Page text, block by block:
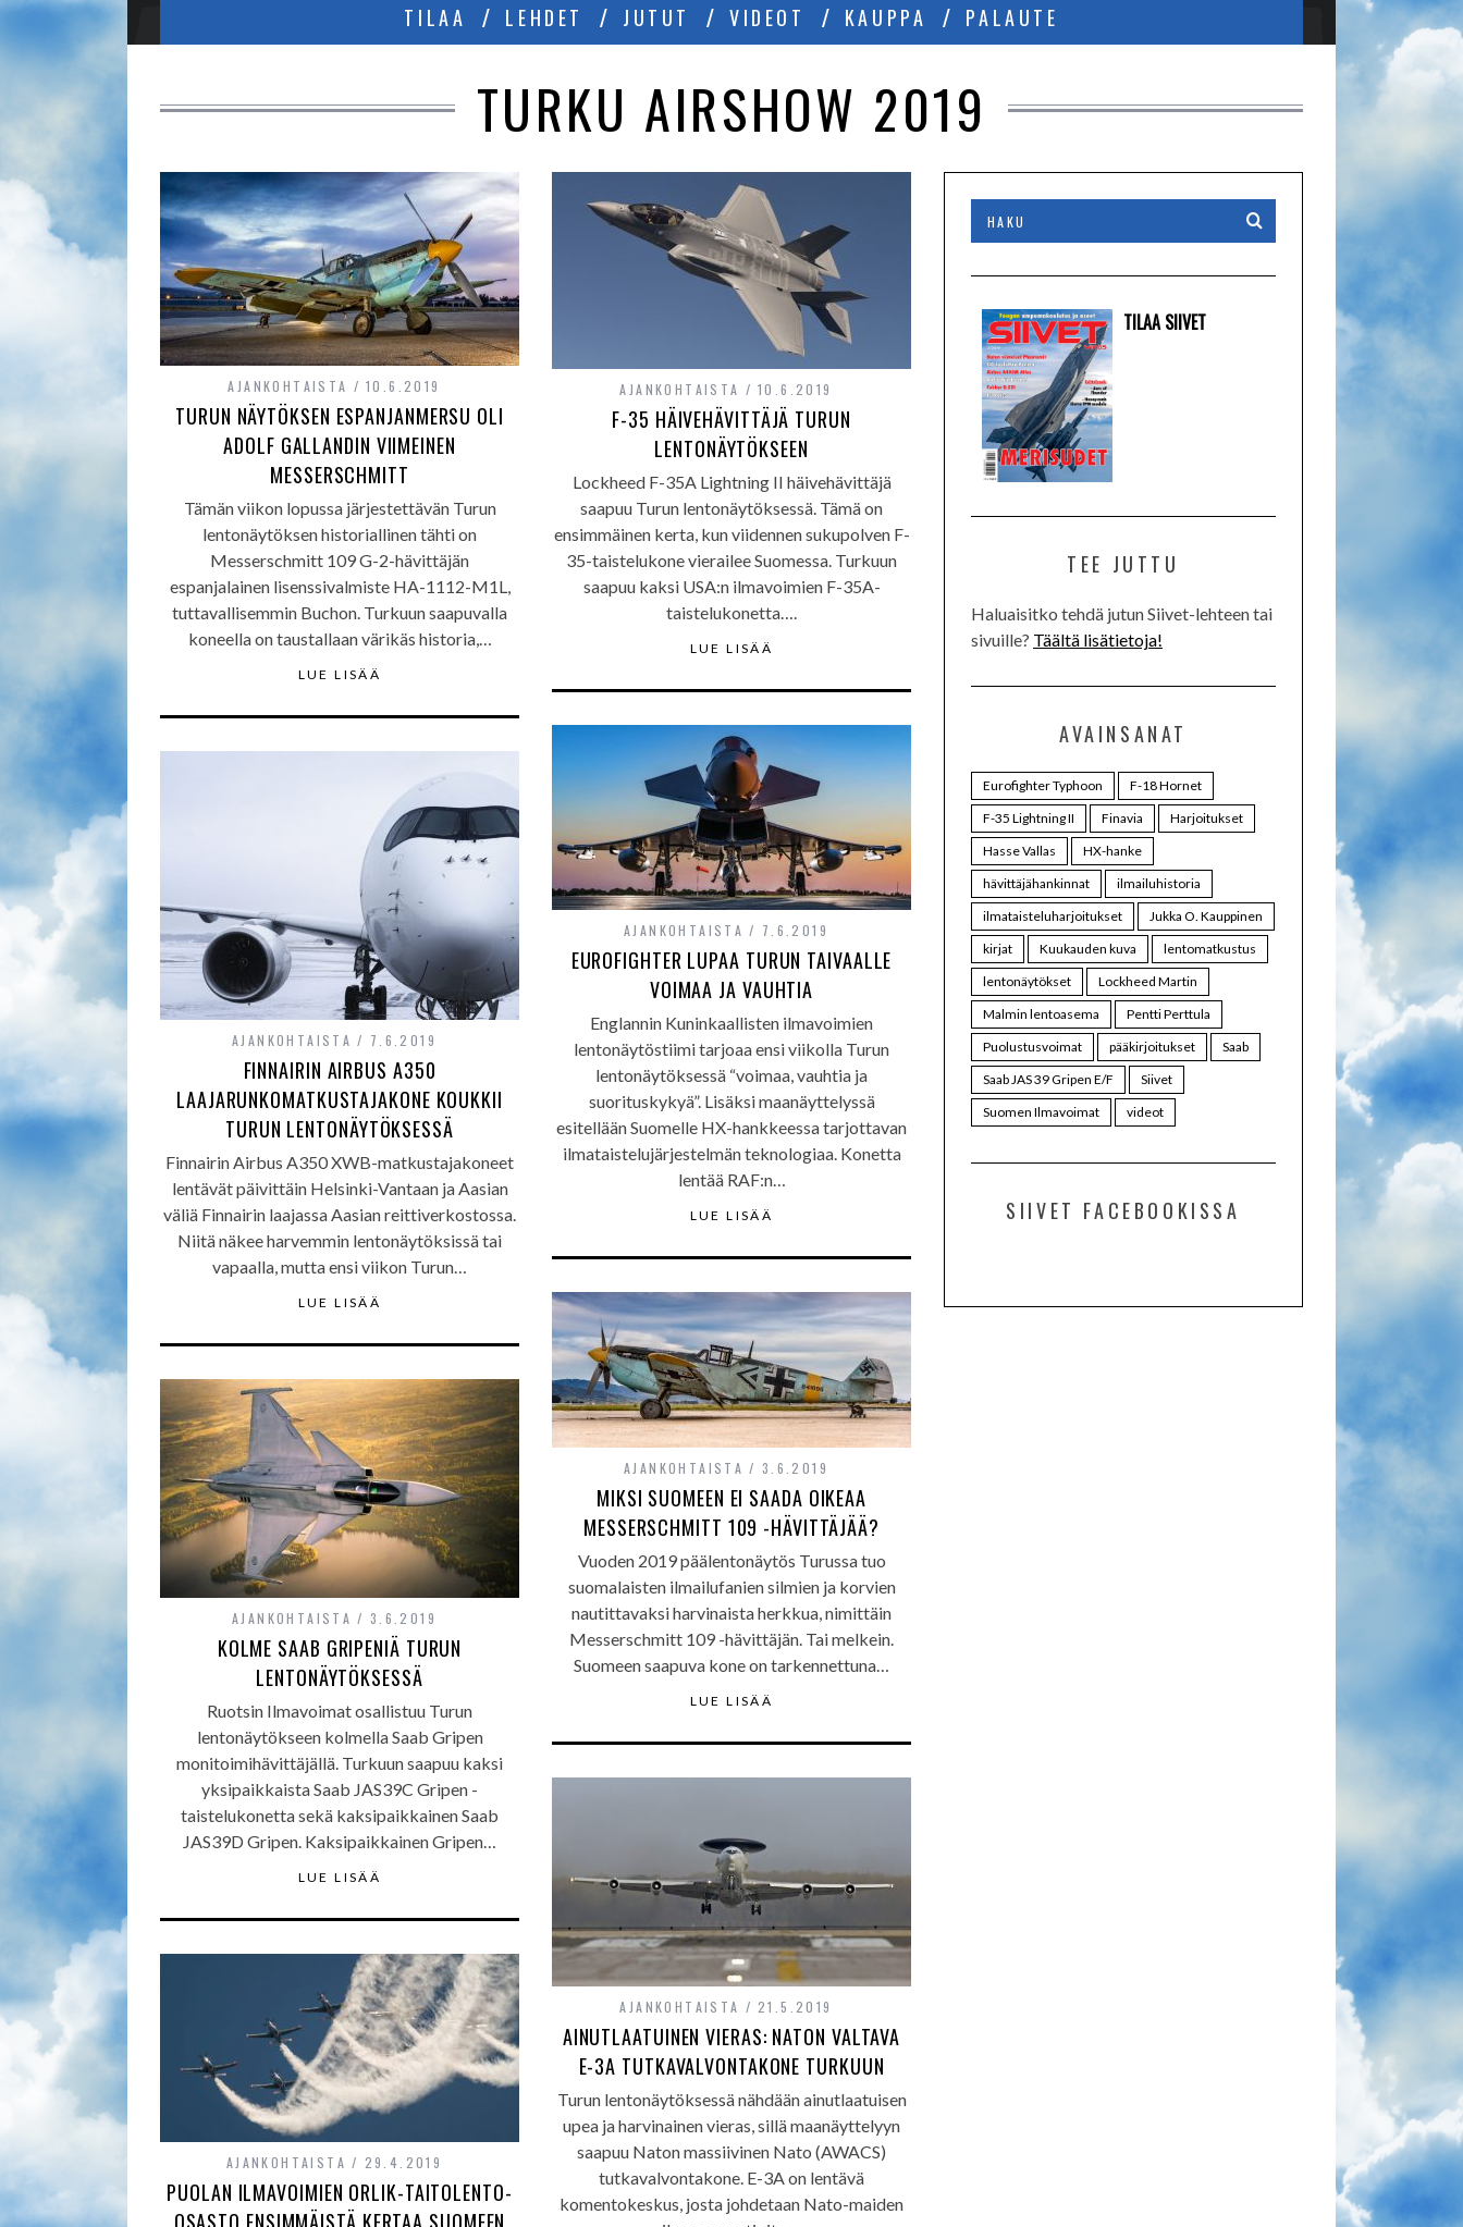
TILAA LEHDET JUTUT VIDEOT KAUPPA PALAUTE
TURKU AIRSHOW 2019
AJANKOHTAISTA 10.6.2019
TURUN NÄYTÖKSEN ESPANJANMERSU OLI
ADOLF GALLANDIN VIIMEINEN
MESSERSCHMITT
Tämän viikon lopussa järjestettävän Turun
lentonäytöksen historiallinen tähti on
Messerschmitt 109 G-2-hävittäjän
espanjalainen lisenssivalmiste HA-1112-M1L,
tuttavallisemmin Buchon. Turkuun saapuvalla
koneella on taustallaan värikäs historia,…
LUE LISÄÄ
AJANKOHTAISTA 10.6.2019
F-35 HÄIVEHÄVITTÄJÄ TURUN
LENTONÄYTÖKSEEN
Lockheed F-35A Lightning II häivehävittäjä
saapuu Turun lentonäytöksessä. Tämä on
ensimmäinen kerta, kun viidennen sukupolven F-
35-taistelukone vierailee Suomessa. Turkuun
saapuu kaksi USA:n ilmavoimien F-35A-
taistelukonetta….
LUE LISÄÄ
AJANKOHTAISTA 7.6.2019
EUROFIGHTER LUPAA TURUN TAIVAALLE
VOIMAA JA VAUHTIA
Englannin Kuninkaallisten ilmavoimien
lentonäytöstiimi tarjoaa ensi viikolla Turun
lentonäytöksessä “voimaa, vauhtia ja
suorituskykyä”. Lisäksi maanäyttelyssä
esitellään Suomelle HX-hankkeessa tarjottavan
ilmataistelujärjestelmän teknologiaa. Konetta
lentää RAF:n…
LUE LISÄÄ
AJANKOHTAISTA 7.6.2019
FINNAIRIN AIRBUS A350
LAAJARUNKOMATKUSTAJAKONE KOUKKII
TURUN LENTONÄYTÖKSESSÄ
Finnairin Airbus A350 XWB-matkustajakoneet
lentävät päivittäin Helsinki-Vantaan ja Aasian
väliä Finnairin laajassa Aasian reittiverkostossa.
Niitä näkee harvemmin lentonäytöksissä tai
vapaalla, mutta ensi viikon Turun…
LUE LISÄÄ
AJANKOHTAISTA 3.6.2019
MIKSI SUOMEEN EI SAADA OIKEAA
MESSERSCHMITT 109 -HÄVITTÄJÄÄ?
Vuoden 2019 päälentonäytös Turussa tuo
suomalaisten ilmailufanien silmien ja korvien
nautittavaksi harvinaista herkkua, nimittäin
Messerschmitt 109 -hävittäjän. Tai melkein.
Suomeen saapuva kone on tarkennettuna…
LUE LISÄÄ
AJANKOHTAISTA 3.6.2019
KOLME SAAB GRIPENIÄ TURUN
LENTONÄYTÖKSESSÄ
Ruotsin Ilmavoimat osallistuu Turun
lentonäytökseen kolmella Saab Gripen
monitoimihävittäjällä. Turkuun saapuu kaksi
yksipaikkaista Saab JAS39C Gripen -
taistelukonetta sekä kaksipaikkainen Saab
JAS39D Gripen. Kaksipaikkainen Gripen…
LUE LISÄÄ
AJANKOHTAISTA 21.5.2019
AINUTLAATUINEN VIERAS: NATON VALTAVA
E-3A TUTKAVALVONTAKONE TURKUUN
Turun lentonäytöksessä nähdään ainutlaatuisen
upea ja harvinainen vieras, sillä maanäyttelyyn
saapuu Naton massiivinen Nato (AWACS)
tutkavalvontakone. E-3A on lentävä
komentokeskus, josta johdetaan Nato-maiden
AJANKOHTAISTA 29.4.2019
PUOLAN ILMAVOIMIEN ORLIK-TAITOLENTO-
TILAA SIIVET
TEE JUTTU
Haluaisitko tehdä jutun Siivet-lehteen tai
sivuille? Täältä lisätietoja!
AVAINSANAT
Eurofighter Typhoon
F-18 Hornet
F-35 Lightning II
Finavia
Harjoitukset
Hasse Vallas
HX-hanke
hävittäjähankinnat
ilmailuhistoria
ilmataisteluharjoitukset
Jukka O. Kauppinen
kirjat
Kuukauden kuva
lentomatkustus
lentonäytökset
Lockheed Martin
Malmin lentoasema
Pentti Perttula
Puolustusvoimat
pääkirjoitukset
Saab
Saab JAS 39 Gripen E/F
Siivet
Suomen Ilmavoimat
videot
SIIVET FACEBOOKISSA